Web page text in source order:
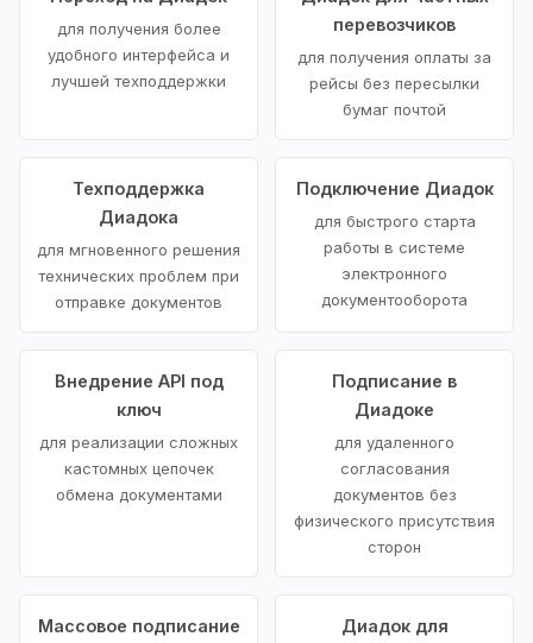
для получения более
удобного интерфейса и
лучшей техподдержки
перевозчиков
для получения оплаты за
рейсы без пересылки
бумаг почтой
Техподдержка
Диадока
для мгновенного решения
технических проблем при
отправке документов
Подключение Диадок
для быстрого старта
работы в системе
электронного
документооборота
Внедрение API под
ключ
для реализации сложных
кастомных цепочек
обмена документами
Подписание в
Диадоке
для удаленного
согласования
документов без
физического присутствия
сторон
Массовое подписание
Диадок для